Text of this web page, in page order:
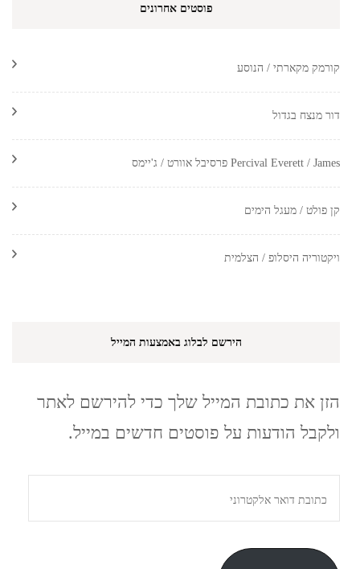
פוסטים אחרונים
קורמק מקארתי / הנוסע
דור מנצח בגדול
Percival Everett / James פרסיבל אוורט / ג'יימס
קן פולט / מעגל הימים
ויקטוריה היסלופ / הצלמית
הירשם לבלוג באמצעות המייל
הזן את כתובת המייל שלך כדי להירשם לאתר
ולקבל הודעות על פוסטים חדשים במייל.
דואר
אלקטרוני